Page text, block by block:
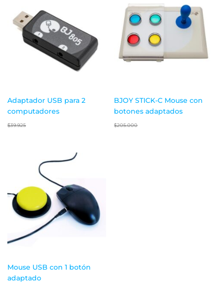
Adaptador USB para 2
computadores
$39.925
BJOY STICK-C Mouse con
botones adaptados
$205.000
Mouse USB con 1 botón
adaptado